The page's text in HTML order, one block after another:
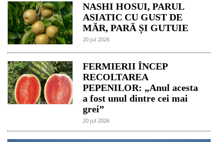
NASHI HOSUI, PARUL
ASIATIC CU GUST DE
MĂR, PARĂ ȘI GUTUIE
20 jul 2026
FERMIERII ÎNCEP
RECOLTAREA
PEPENILOR: „Anul acesta
a fost unul dintre cei mai
grei”
20 jul 2026